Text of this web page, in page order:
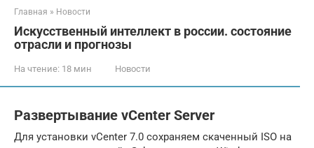
Главная » Новости
Искусственный интеллект в россии. состояние
отрасли и прогнозы
На чтение: 18 мин Новости
Развертывание vCenter Server
Для установки vCenter 7.0 сохраняем скаченный ISO на